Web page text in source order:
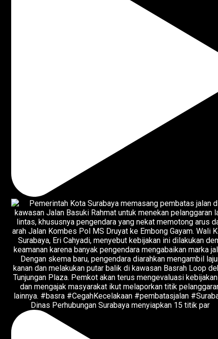
Dinas Perhubungan Surabaya menyiapkan 15 titik par